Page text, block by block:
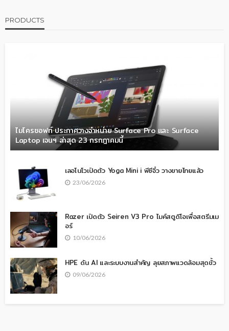
PRODUCTS
ไมโครซอฟท์ ประกาศวางจำหน่าย Surface Pro และ Surface
Laptop เจนฯ ล่าสุด 23 กรกฎาคมนี้
เลอโนโวเปิดตัว Yoga Mini i พีซีจิ๋ว วางขายไทยแล้ว
23/06/2026
Razer เปิดตัว Seiren V3 Pro ไมค์สตูดิโอเพื่อสตรีมเม
อร์
10/06/2026
HPE ดัน AI และระบบงานสำคัญ ลุยสภาพแวดล้อมสุดขั้ว
09/06/2026